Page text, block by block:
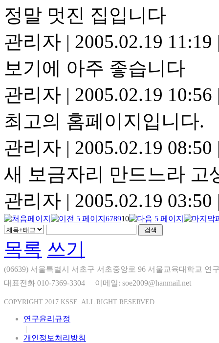
정말 멋진 집입니다
관리자 | 2005.02.19 11:19
보기에 아주 좋습니다
관리자 | 2005.02.19 10:56
최고의 홈페이지입니다.
관리자 | 2005.02.19 08:50
새 보금자리 만드느라
관리자 | 2005.02.19 03:50
678910
목록 쓰기
(06639) 서울특별시 서초구 서초중앙로 96 서울교육대학교 연
대표전화 010-7369-3304 이메일: soe2009@hanmail.net
COPYRIGHT 2017 KSSE. ALL RIGHT RESERVED.
연구윤리규정
|
개인정보처리방침